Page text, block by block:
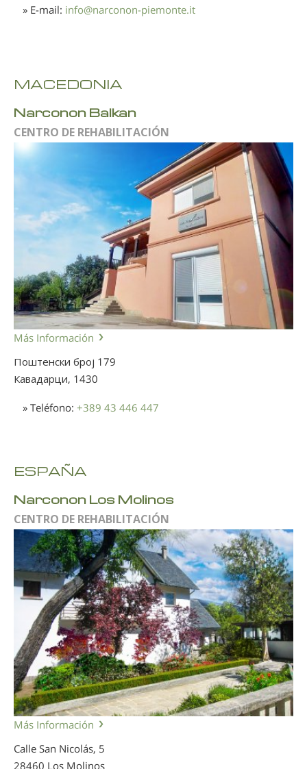
» E-mail: info@narconon-piemonte.it
MACEDONIA
Narconon Balkan
CENTRO DE REHABILITACIÓN
Más Información
Поштенски број 179
Кавадарци, 1430
» Teléfono: +389 43 446 447
ESPAÑA
Narconon Los Molinos
CENTRO DE REHABILITACIÓN
Más Información
Calle San Nicolás, 5
28460 Los Molinos